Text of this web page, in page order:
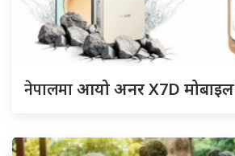
नेपालमाआयो अनर X7D मोबाइल